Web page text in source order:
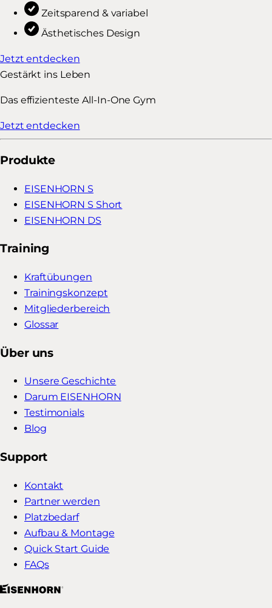
Zeitsparend & variabel
Ästhetisches Design
Jetzt entdecken
Gestärkt ins Leben
Das effizienteste All-In-One Gym
Jetzt entdecken
Produkte
EISENHORN S
EISENHORN S Short
EISENHORN DS
Training
Kraftübungen
Trainingskonzept
Mitgliederbereich
Glossar
Über uns
Unsere Geschichte
Darum EISENHORN
Testimonials
Blog
Support
Kontakt
Partner werden
Platzbedarf
Aufbau & Montage
Quick Start Guide
FAQs